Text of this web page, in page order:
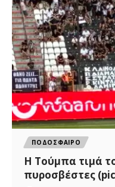
ΠΟΔΟΣΦΑΙΡΟ
H Tούμπα τιμά
πυροσβέστες